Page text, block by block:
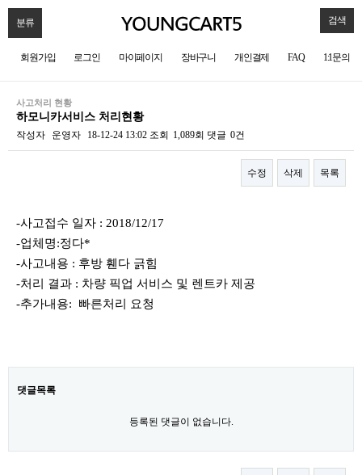
분류 검색
회원가입 로그인 마이페이지 장바구니 개인결제 FAQ 1:1문의
사고처리 현황
하모니카서비스 처리현황
작성자 운영자 18-12-24 13:02 조회 1,089회 댓글 0건
수정 삭제 목록
-사고접수 일자 : 2018/12/17
-업체명:정다*
-사고내용 : 후방 휀다 긁힘
-처리 결과 : 차량 픽업 서비스 및 렌트카 제공
-추가내용: 빠른처리 요청
댓글목록
등록된 댓글이 없습니다.